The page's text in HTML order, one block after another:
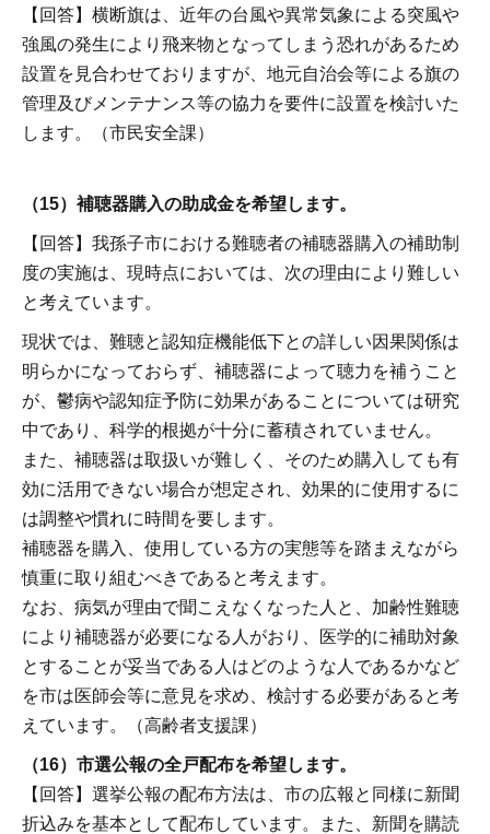
【回答】横断旗は、近年の台風や異常気象による突風や
強風の発生により飛来物となってしまう恐れがあるため
設置を見合わせておりますが、地元自治会等による旗の
管理及びメンテナンス等の協力を要件に設置を検討いた
します。（市民安全課）
（15）補聴器購入の助成金を希望します。
【回答】我孫子市における難聴者の補聴器購入の補助制
度の実施は、現時点においては、次の理由により難しい
と考えています。
現状では、難聴と認知症機能低下との詳しい因果関係は
明らかになっておらず、補聴器によって聴力を補うこと
が、鬱病や認知症予防に効果があることについては研究
中であり、科学的根拠が十分に蓄積されていません。
また、補聴器は取扱いが難しく、そのため購入しても有
効に活用できない場合が想定され、効果的に使用するに
は調整や慣れに時間を要します。
補聴器を購入、使用している方の実態等を踏まえながら
慎重に取り組むべきであると考えます。
なお、病気が理由で聞こえなくなった人と、加齢性難聴
により補聴器が必要になる人がおり、医学的に補助対象
とすることが妥当である人はどのような人であるかなど
を市は医師会等に意見を求め、検討する必要があると考
えています。（高齢者支援課）
（16）市選公報の全戸配布を希望します。
【回答】選挙公報の配布方法は、市の広報と同様に新聞
折込みを基本として配布しています。また、新聞を購読